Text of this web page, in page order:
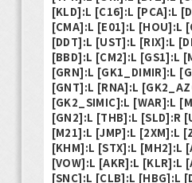
[KLD]:L [C16]:L [PCA]:L
[CMA]:L [E01]:L [HOU]:L
[DDT]:L [UST]:L [RIX]:L
[BBD]:L [CM2]:L [GS1]:L
[GRN]:L [GK1_DIMIR]:L
[GNT]:L [RNA]:L
[GK2_SIMIC]:L [WAR]:L
[GN2]:L [THB]:L [SLD]:R
[M21]:L [JMP]:L [2XM]:L
[KHM]:L [STX]:L [MH2]:L
[VOW]:L [AKR]:L [KLR]:L
[SNC]:L [CLB]:L [HBG]:L